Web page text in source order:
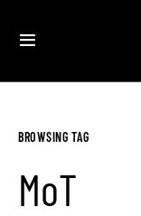
BROWSING TAG
MoT